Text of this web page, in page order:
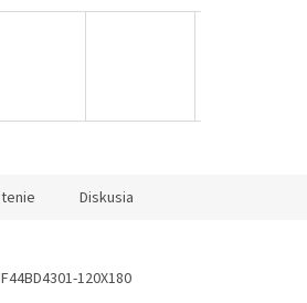
Diskusia
120X180